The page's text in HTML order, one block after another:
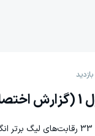
بازدید